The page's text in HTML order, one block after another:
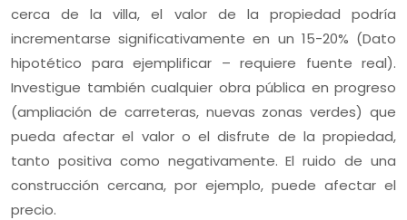
cerca de la villa, el valor de la propiedad podría
incrementarse significativamente en un 15-20% (Dato
hipotético para ejemplificar – requiere fuente real).
Investigue también cualquier obra pública en progreso
(ampliación de carreteras, nuevas zonas verdes) que
pueda afectar el valor o el disfrute de la propiedad,
tanto positiva como negativamente. El ruido de una
construcción cercana, por ejemplo, puede afectar el
precio.